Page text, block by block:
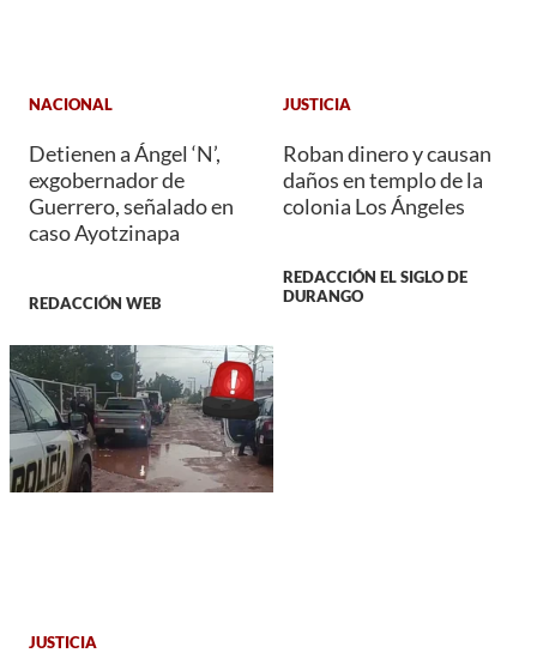
NACIONAL
Detienen a Ángel ‘N’,
exgobernador de
Guerrero, señalado en
caso Ayotzinapa
REDACCIÓN WEB
JUSTICIA
Roban dinero y causan
daños en templo de la
colonia Los Ángeles
REDACCIÓN EL SIGLO DE
DURANGO
JUSTICIA